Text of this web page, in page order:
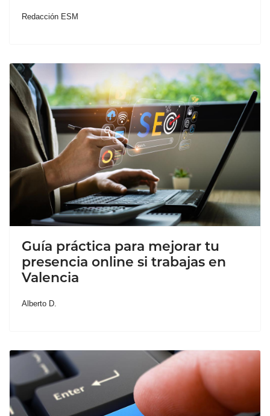
Redacción ESM
Guía práctica para mejorar tu
presencia online si trabajas en
Valencia
Alberto D.